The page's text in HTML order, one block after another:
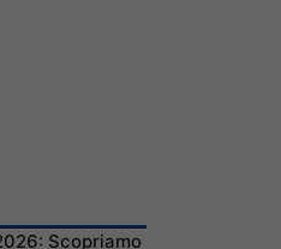
Scopriamo